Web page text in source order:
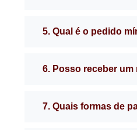
5. Qual é o pedido
6. Posso receber
7. Quais formas de